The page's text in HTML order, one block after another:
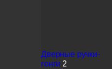
Дверные ручки-
гонги 2